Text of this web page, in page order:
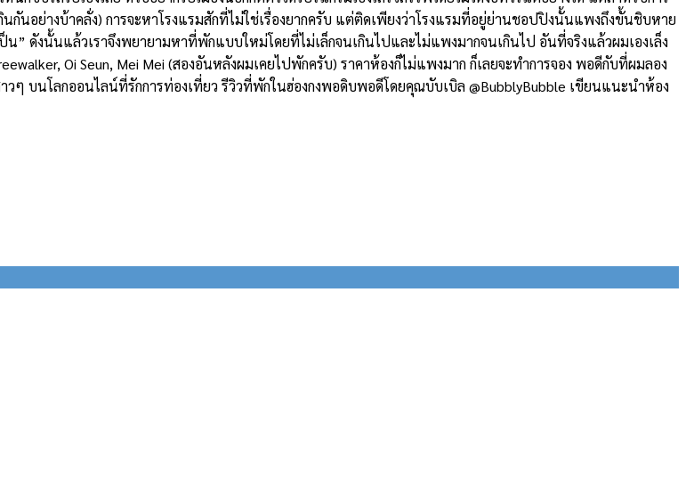
นอย่างบ้าคลั่ง) การจะหาโรงแรมสักที่ไม่ใช่เรื่องยากครับ แต่ติดเพียงว่าโรงแรมที่อยู่ย่านชอปปิงนั้นแพงถึงขั้นชิบหาย
ดังนั้นแล้วเราจึงพยายามหาที่พักแบบใหม่โดยที่ไม่เล็กจนเกินไปและไม่แพงมากจนเกินไป อันที่จริงแล้วผมเองเล็ง
Oi Seun, Mei Mei (สองอันหลังผมเคยไปพักครับ) ราคาห้องก็ไม่แพงมาก ก็เลยจะทำการจอง พอดีกับที่ผมลอง
ๆ บนโลกออนไลน์ที่รักการท่องเที่ยว รีวิวที่พักในฮ่องกงพอดิบพอดีโดยคุณบับเบิล @BubblyBubble เขียนแนะนำห้อง